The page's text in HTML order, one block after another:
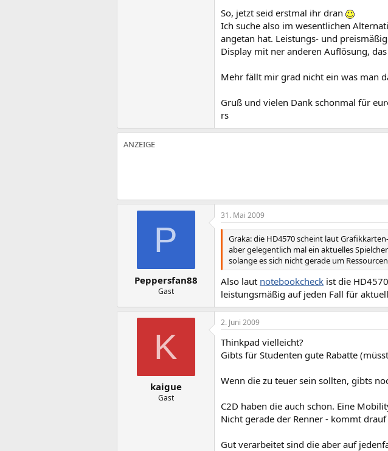
So, jetzt seid erstmal ihr dran
Ich suche also im wesentlichen
angetan hat. Leistungs- und
Display mit ner anderen Auflösung,
Mehr fällt mir grad nicht ein was man
Gruß und vielen Dank schonmal für
rs
P
Peppersfan88
Gast
31. Mai 2009
Graka: die HD4570 scheint laut
aber gelegentlich mal ein aktuelles
solange es sich nicht gerade um
Also laut notebookcheck ist die
leistungsmäßig auf jeden Fall für
K
kaigue
Gast
2. Juni 2009
Thinkpad vielleicht?
Gibts für Studenten gute Rabatte
Wenn die zu teuer sein sollten, gibts
C2D haben die auch schon. Eine
Nicht gerade der Renner - kommt
Gut verarbeitet sind die aber auf